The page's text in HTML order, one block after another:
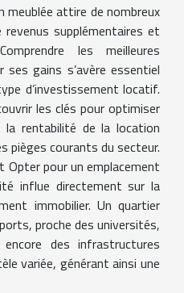
meublée attire de nombreux
supplémentaires et
les meilleures
gains s’avère essentiel
d’investissement locatif.
les clés pour optimiser
rentabilité de la location
pièges courants du secteur.
Opter pour un emplacement
influe directement sur la
immobilier. Un quartier
proche des universités,
des infrastructures
variée, générant ainsi une